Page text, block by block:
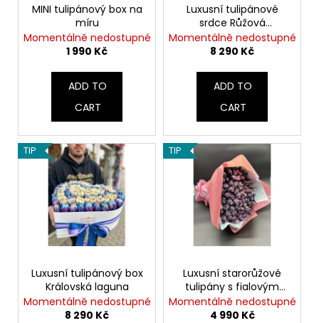
o
MINI tulipánový box na
míru
Momentálně nedostupné
1 990 Kč
ADD TO
CART
Luxusní tulipánové
srdce Růžová
symfonie
Momentálně nedostupné
8 290 Kč
ADD TO
CART
TIP
Luxusní tulipánový box
Královská laguna
Momentálně nedostupné
8 290 Kč
TIP
Luxusní starorůžové
tulipány s fialovým
vintage odstínem
Momentálně nedostupné
4 990 Kč
m